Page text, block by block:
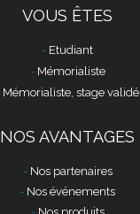
VOUS ÊTES
Etudiant
Mémorialiste
Mémorialiste, stage validé
NOS AVANTAGES
Nos partenaires
Nos événements